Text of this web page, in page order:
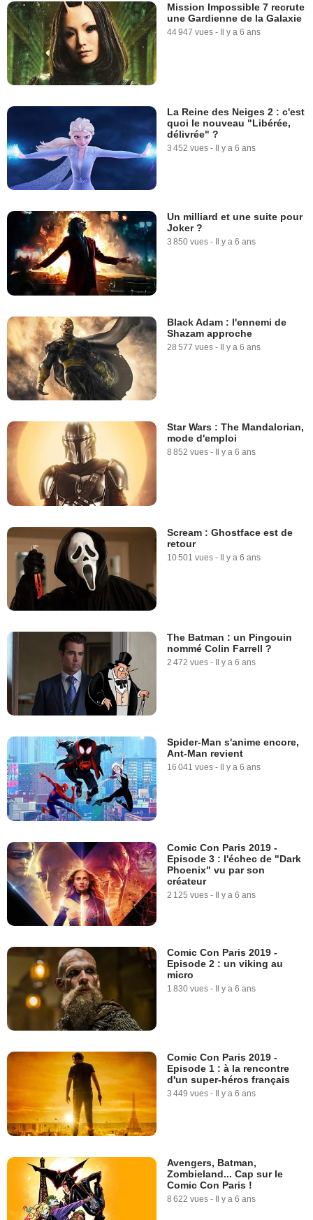
Mission Impossible 7 recrute
une Gardienne de la Galaxie
44 947 vues - Il y a 6 ans
La Reine des Neiges 2 : c'est
quoi le nouveau "Libérée,
délivrée" ?
3 452 vues - Il y a 6 ans
Un milliard et une suite pour
Joker ?
3 850 vues - Il y a 6 ans
Black Adam : l'ennemi de
Shazam approche
28 577 vues - Il y a 6 ans
Star Wars : The Mandalorian,
mode d'emploi
8 852 vues - Il y a 6 ans
Scream : Ghostface est de
retour
10 501 vues - Il y a 6 ans
The Batman : un Pingouin
nommé Colin Farrell ?
2 472 vues - Il y a 6 ans
Spider-Man s'anime encore,
Ant-Man revient
16 041 vues - Il y a 6 ans
Comic Con Paris 2019 -
Episode 3 : l'échec de "Dark
Phoenix" vu par son
créateur
2 125 vues - Il y a 6 ans
Comic Con Paris 2019 -
Episode 2 : un viking au
micro
1 830 vues - Il y a 6 ans
Comic Con Paris 2019 -
Episode 1 : à la rencontre
d'un super-héros français
3 449 vues - Il y a 6 ans
Avengers, Batman,
Zombieland... Cap sur le
Comic Con Paris !
8 622 vues - Il y a 6 ans